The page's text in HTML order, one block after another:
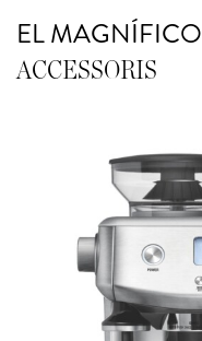
EL MAGNÍFICO
ACCESSORIS